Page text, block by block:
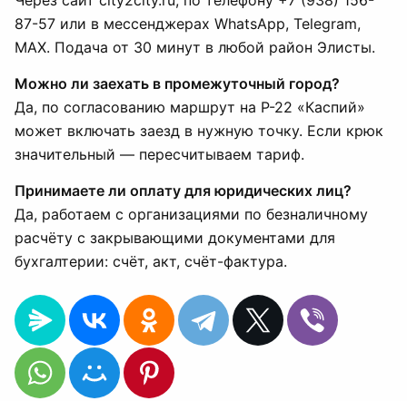
87-57 или в мессенджерах WhatsApp, Telegram,
MAX. Подача от 30 минут в любой район Элисты.
Можно ли заехать в промежуточный город?
Да, по согласованию маршрут на Р-22 «Каспий»
может включать заезд в нужную точку. Если крюк
значительный — пересчитываем тариф.
Принимаете ли оплату для юридических лиц?
Да, работаем с организациями по безналичному
расчёту с закрывающими документами для
бухгалтерии: счёт, акт, счёт-фактура.